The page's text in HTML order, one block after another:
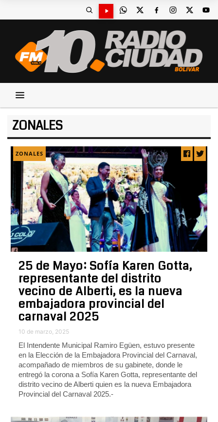
ZONALES
ZONALES
25 de Mayo: Sofía Karen Gotta,
representante del distrito
vecino de Alberti, es la nueva
embajadora provincial del
carnaval 2025
10 de marzo, 2025
El Intendente Municipal Ramiro Egüen, estuvo presente
en la Elección de la Embajadora Provincial del Carnaval,
acompañado de miembros de su gabinete, donde le
entregó la corona a Sofía Karen Gotta, representante del
distrito vecino de Alberti quien es la nueva Embajadora
Provincial del Carnaval 2025.-